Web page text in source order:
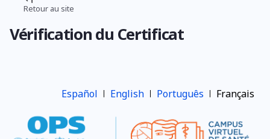
Aller
contenu
d'Ariane
Retour au site
Vérification du Certificat
Español English Português Français